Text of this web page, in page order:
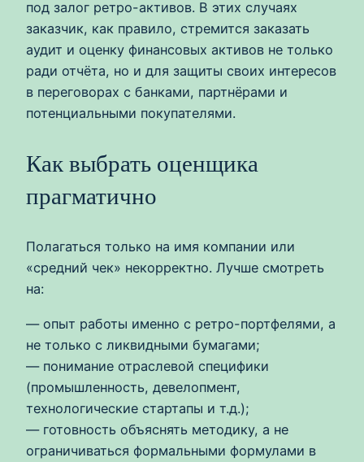
под залог ретро-активов. В этих случаях
заказчик, как правило, стремится заказать
аудит и оценку финансовых активов не только
ради отчёта, но и для защиты своих интересов
в переговорах с банками, партнёрами и
потенциальными покупателями.
Как выбрать оценщика
прагматично
Полагаться только на имя компании или
«средний чек» некорректно. Лучше смотреть
на:
— опыт работы именно с ретро-портфелями, а
не только с ликвидными бумагами;
— понимание отраслевой специфики
(промышленность, девелопмент,
технологические стартапы и т.д.);
— готовность объяснять методику, а не
ограничиваться формальными формулами в